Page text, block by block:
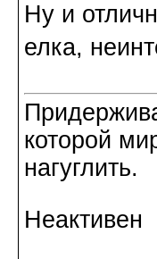
Ну и
елка,
которой
нагуглить.
Неактивен